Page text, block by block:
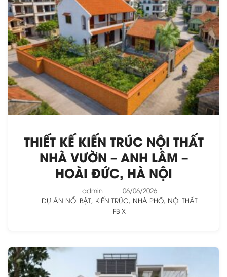
THIẾT KẾ KIẾN TRÚC NỘI THẤT
NHÀ VƯỜN – ANH LÂM –
HOÀI ĐỨC, HÀ NỘI
admin
06/06/2026
DỰ ÁN NỔI BẬT, KIẾN TRÚC, NHÀ PHỐ, NỘI THẤT
FB X